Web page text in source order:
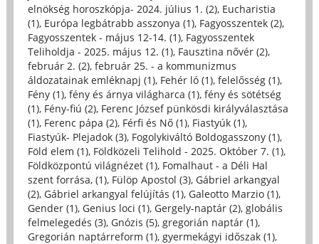
elnökség horoszkópja- 2024. július 1. (2), Eucharistia
(1), Európa legbátrabb asszonya (1), Fagyosszentek (2),
Fagyosszentek - május 12-14. (1), Fagyosszentek
Teliholdja - 2025. május 12. (1), Fausztina nővér (2),
február 2. (2), február 25. - a kommunizmus
áldozatainak emléknapj (1), Fehér ló (1), felelősség (1),
Fény (1), fény és árnya világharca (1), fény és sötétség
(1), Fény-fiú (2), Ferenc József pünkösdi királyválasztása
(1), Ferenc pápa (2), Férfi és Nő (1), Fiastyúk (1),
Fiastyúk- Plejadok (3), Fogolykiváltó Boldogasszony (1),
Föld elem (1), Földközeli Telihold - 2025. Október 7. (1),
Földközpontú világnézet (1), Fomalhaut - a Déli Hal
szent forrása, (1), Fülöp Apostol (3), Gábriel arkangyal
(2), Gábriel arkangyal felújítás (1), Galeotto Marzio (1),
Gender (1), Genius loci (1), Gergely-naptár (2), globális
felmelegedés (3), Gnózis (5), gregorián naptár (1),
Gregorián naptárreform (1), gyermekágyi időszak (1),